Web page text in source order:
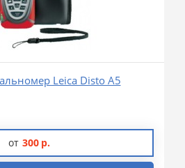
Leica Disto A5
от 300 р.